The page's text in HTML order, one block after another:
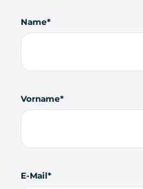
Name
Vorname
E-Mail